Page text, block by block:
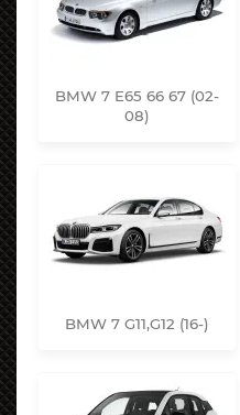
BMW 7 E65 66 67 (02-
08)
BMW 7 G11,G12 (16-)